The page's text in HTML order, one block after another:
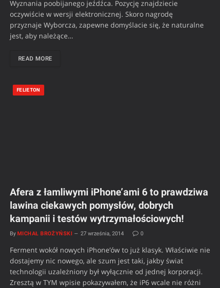
Wyznania poobijanego jeźdźca. Pozycję znajdziecie
oczywiście w wersji elektronicznej. Skoro nagrodę
przyznaje Wyborcza, zapewne domyślacie się, że naturalne
jest, aby należące…
READ MORE
FELIETON
Afera z łamliwymi iPhone’ami 6 to prawdziwa
lawina ciekawych pomysłów, dobrych
kampanii i testów wytrzymałościowych!
By MICHAŁ BROŻYŃSKI 27 września, 2014 0
Ferment wokół nowych iPhone’ów to już klasyk. Właściwie nie
dostajemy nic nowego, ale szum jest taki, jakby świat
technologii uzależniony był wyłącznie od jednej korporacji.
Zresztą w TYM wpisie pokazywałem, że iP6 wcale nie różni